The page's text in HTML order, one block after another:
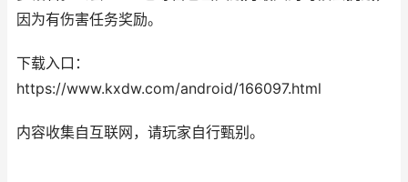
因为有伤害任务奖励。
下载入口：
https://www.kxdw.com/android/166097.html
内容收集自互联网，请玩家自行甄别。